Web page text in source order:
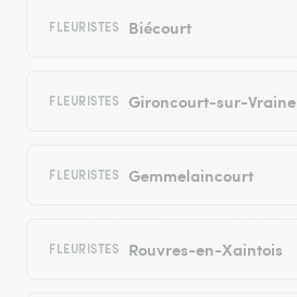
FLEURISTES Biécourt
FLEURISTES Gironcourt-sur-Vraine
FLEURISTES Gemmelaincourt
FLEURISTES Rouvres-en-Xaintois